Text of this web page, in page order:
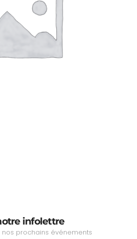
infolettre
prochains événements